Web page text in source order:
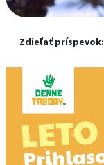
Zdieľať príspevok: